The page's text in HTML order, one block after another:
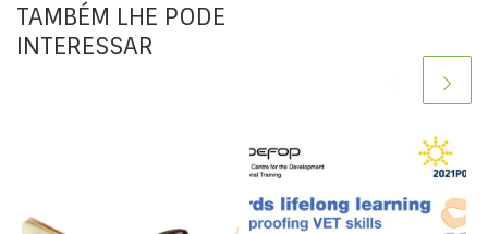
TAMBÉM LHE PODE
INTERESSAR